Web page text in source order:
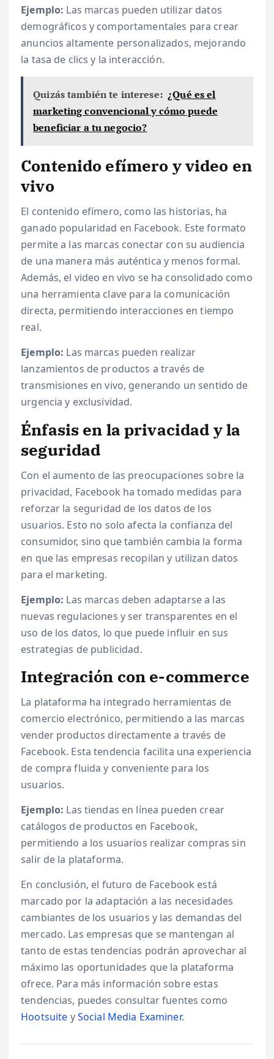
Ejemplo: Las marcas pueden utilizar datos
demográficos y comportamentales para crear
anuncios altamente personalizados, mejorando
la tasa de clics y la interacción.
Quizás también te interese: ¿Qué es el
marketing convencional y cómo puede
beneficiar a tu negocio?
Contenido efímero y video en
vivo
El contenido efímero, como las historias, ha
ganado popularidad en Facebook. Este formato
permite a las marcas conectar con su audiencia
de una manera más auténtica y menos formal.
Además, el video en vivo se ha consolidado como
una herramienta clave para la comunicación
directa, permitiendo interacciones en tiempo
real.
Ejemplo: Las marcas pueden realizar
lanzamientos de productos a través de
transmisiones en vivo, generando un sentido de
urgencia y exclusividad.
Énfasis en la privacidad y la
seguridad
Con el aumento de las preocupaciones sobre la
privacidad, Facebook ha tomado medidas para
reforzar la seguridad de los datos de los
usuarios. Esto no solo afecta la confianza del
consumidor, sino que también cambia la forma
en que las empresas recopilan y utilizan datos
para el marketing.
Ejemplo: Las marcas deben adaptarse a las
nuevas regulaciones y ser transparentes en el
uso de los datos, lo que puede influir en sus
estrategias de publicidad.
Integración con e-commerce
La plataforma ha integrado herramientas de
comercio electrónico, permitiendo a las marcas
vender productos directamente a través de
Facebook. Esta tendencia facilita una experiencia
de compra fluida y conveniente para los
usuarios.
Ejemplo: Las tiendas en línea pueden crear
catálogos de productos en Facebook,
permitiendo a los usuarios realizar compras sin
salir de la plataforma.
En conclusión, el futuro de Facebook está
marcado por la adaptación a las necesidades
cambiantes de los usuarios y las demandas del
mercado. Las empresas que se mantengan al
tanto de estas tendencias podrán aprovechar al
máximo las oportunidades que la plataforma
ofrece. Para más información sobre estas
tendencias, puedes consultar fuentes como
Hootsuite ySocial Media Examiner.